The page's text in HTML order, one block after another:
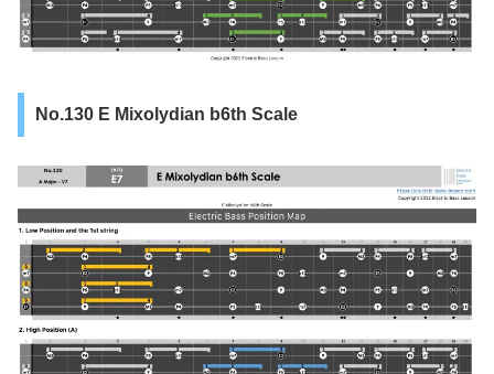
No.130 E Mixolydian b6th Scale